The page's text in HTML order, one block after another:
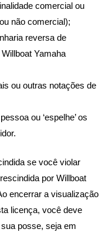
comercial ou
não comercial);
reversa de
Yamaha
ou outras notações de
ou ‘espelhe’ os
se você violar
por Willboat
encerrar a visualização
licença, você deve
posse, seja em